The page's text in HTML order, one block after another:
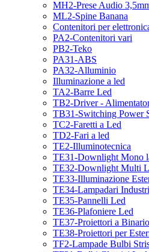
MH2-Prese Audio
ML2-Spine Banana
Contenitori per
PA2-Contenitori vari
PB2-Teko
PA31-ABS
PA32-Alluminio
Illuminazione a led
TA2-Barre Led
TB2-Driver -
TB31-Switching Power
TC2-Faretti a Led
TD2-Fari a led
TE2-Illuminotecnica
TE31-Downlight Mono
TE32-Downlight Multi
TE33-Illuminazione
TE34-Lampadari
TE35-Pannelli Led
TE36-Plafoniere Led
TE37-Proiettori a Binario
TE38-Proiettori per
TF2-Lampade Bulbi